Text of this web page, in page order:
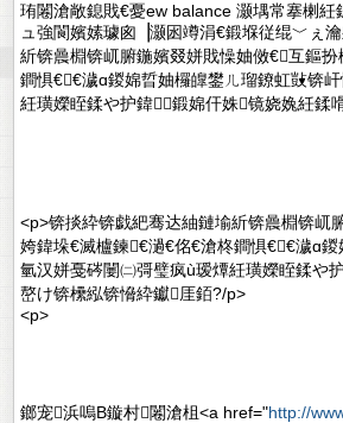
珛闂滄敞鎴戝€憂ew balance 灏堣常搴楋
ュ強閬嬪嫊璩囪▕灏囦竴涓€鍛堢従绲﹀ぇ
紤锛曟棩锛屼腑鍦嬪叕姘戝懆妯傚€互鏂
鐧惧€€濊ɑ鍐婂晢妯欏皥鐢ㄦ瑠鐐虹敱锛
紝璜嬫眰鍒や护鍏╄鍛婂仠姝镜娆婏紝鍒
<p>锛掞紣锛戯紦骞达紬鏈堬紤锛曟棩锛屼
姱鍏垛€滅櫨鍊€濄€佲€滄柊鐧惧€€濊ɑ
氫汉姘戞硶闄㈡彁璧疯ù瑷燂紝璜嬫眰鍒や
嶅け锛欙紭锛愶紣钀厓銆?/p>
<p>
鎯宠浜嗚В鏇村闂滄柤<a href="http://